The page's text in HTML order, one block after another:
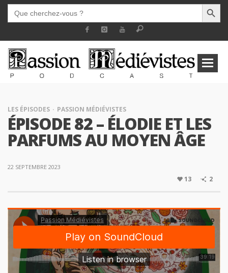
SEARCH
FOR:
SEARCH
LES ÉPISODES PASSION MÉDIÉVISTES
ÉPISODE 82 – ÉLODIE ET LES
PARFUMS AU MOYEN ÂGE
22 SEPTEMBRE 2023
13 2